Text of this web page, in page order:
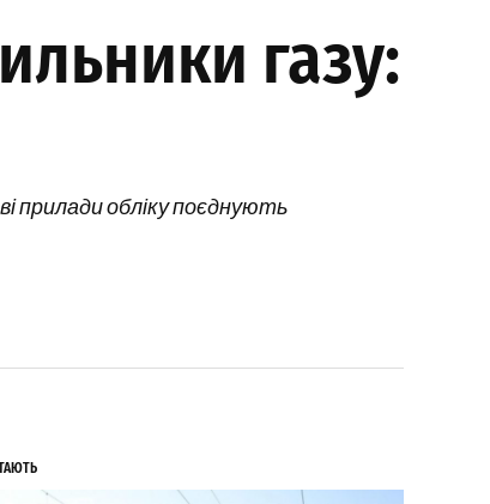
газу:
прилади обліку поєднують